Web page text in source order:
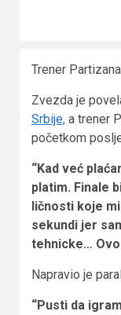
Trener
Zvezda je
Srbije, a trener
početkom
“Kad već
platim. Finale
ličnosti koje
sekundi jer
tehnicke…
Napravio je
“Pusti da